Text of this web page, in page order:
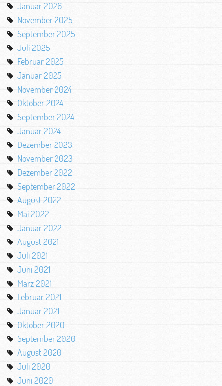
Januar 2026
November 2025
September 2025
Juli 2025
Februar 2025
Januar 2025
November 2024
Oktober 2024
September 2024
Januar 2024
Dezember 2023
November 2023
Dezember 2022
September 2022
August 2022
Mai 2022
Januar 2022
August 2021
Juli 2021
Juni 2021
März 2021
Februar 2021
Januar 2021
Oktober 2020
September 2020
August 2020
Juli 2020
Juni 2020